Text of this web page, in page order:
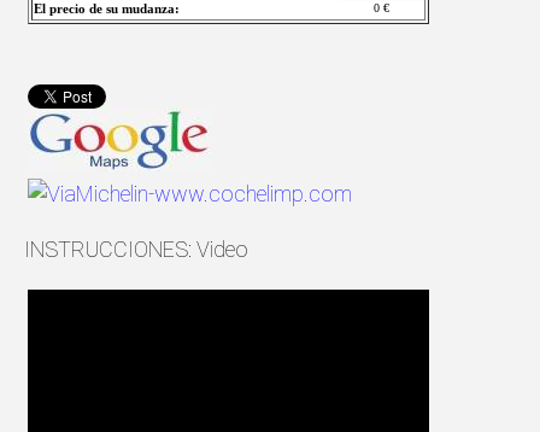
El precio de su mudanza:
0€
INSTRUCCIONES: Video